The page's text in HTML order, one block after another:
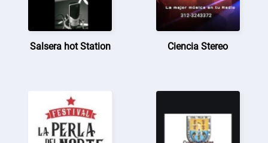
Salsera hot Station Ciencia Stereo